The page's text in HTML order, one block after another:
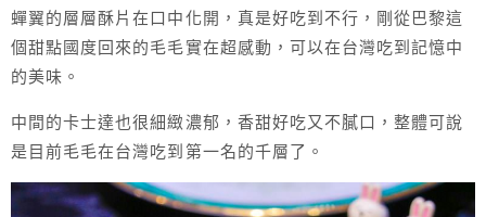
蟬翼的層層酥片在口中化開，真是好吃到不行，剛從巴黎這
個甜點國度回來的毛毛實在超感動，可以在台灣吃到記憶中
的美味。
中間的卡士達也很細緻濃郁，香甜好吃又不膩口，整體可說
是目前毛毛在台灣吃到第一名的千層了。